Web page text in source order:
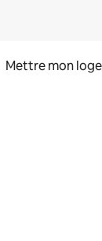
Mettre mon